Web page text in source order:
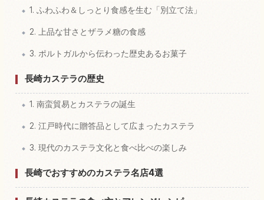
1. ふわふわ＆しっとり食感を生む「別立て法」
2. 上品な甘さとザラメ糖の食感
3. ポルトガルから伝わった歴史あるお菓子
長崎カステラの歴史
1. 南蛮貿易とカステラの誕生
2. 江戸時代に贈答品として広まったカステラ
3. 現代のカステラ文化と食べ比べの楽しみ
長崎でおすすめのカステラ名店4選